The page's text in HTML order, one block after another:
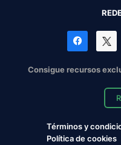
Consigue recursos
Términos y
Política de cookies